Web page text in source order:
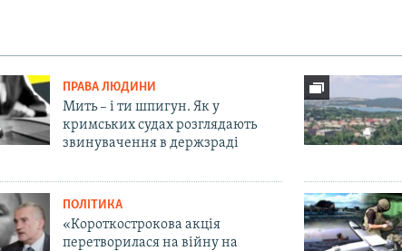
ПРАВА ЛЮДИНИ
Мить – і ти шпигун. Як у
кримських судах розглядають
звинувачення в держзраді
ПОЛІТИКА
«Короткострокова акція
перетворилася на війну на